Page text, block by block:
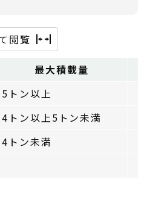
閲覧
最大積載量
5トン以上
4トン以上5トン未満
4トン未満